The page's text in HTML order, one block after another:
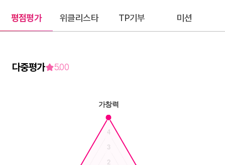
평점평가 위클리스타 TP기부 미션
다중평가 5.00